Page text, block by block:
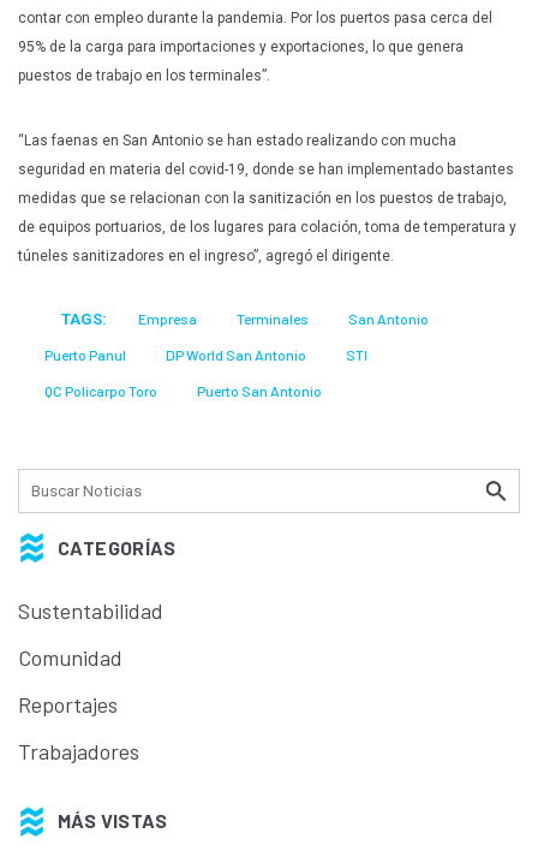
CATEGORÍAS
Sustentabilidad
Comunidad
Reportajes
Trabajadores
MÁS VISTAS
contar con empleo durante la pandemia. Por los puertos pasa cerca del
95% de la carga para importaciones y exportaciones, lo que genera
puestos de trabajo en los terminales”.
“Las faenas en San Antonio se han estado realizando con mucha
seguridad en materia del covid-19, donde se han implementado bastantes
medidas que se relacionan con la sanitización en los puestos de trabajo,
de equipos portuarios, de los lugares para colación, toma de temperatura y
túneles sanitizadores en el ingreso”, agregó el dirigente.
TAGS: Empresa Terminales San Antonio
Puerto Panul DP World San Antonio STI
QC Policarpo Toro Puerto San Antonio